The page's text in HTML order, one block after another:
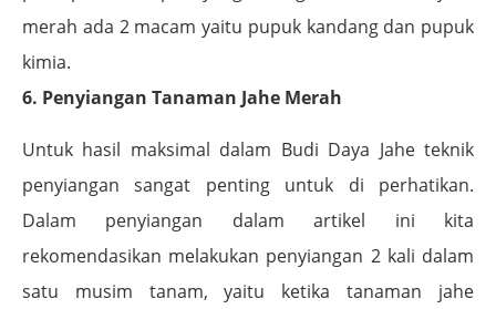
merah ada 2 macam yaitu pupuk kandang dan pupuk
kimia.
6. Penyiangan Tanaman Jahe Merah
Untuk hasil maksimal dalam Budi Daya Jahe teknik
penyiangan sangat penting untuk di perhatikan.
Dalam penyiangan dalam artikel ini kita
rekomendasikan melakukan penyiangan 2 kali dalam
satu musim tanam, yaitu ketika tanaman jahe